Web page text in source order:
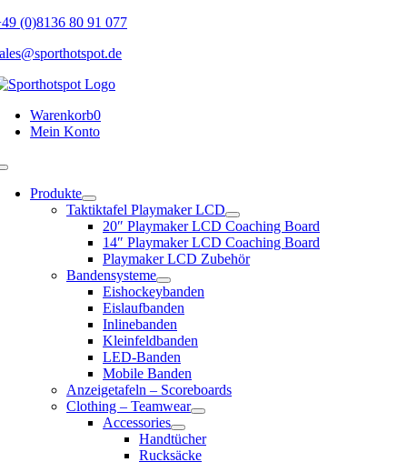
Skip
content
(0)8136 80 91 077
Warenkorb0
Mein Konto
Toggle
NavigationProdukte
Taktiktafel Playmaker LCD
20″ Playmaker LCD Coaching Board
14″ Playmaker LCD Coaching Board
Playmaker LCD Zubehör
Bandensysteme
Eishockeybanden
Eislaufbanden
Inlinebanden
Kleinfeldbanden
LED-Banden
Mobile Banden
Anzeigetafeln – Scoreboards
Clothing – Teamwear
Accessories
Handtücher
Rucksäcke